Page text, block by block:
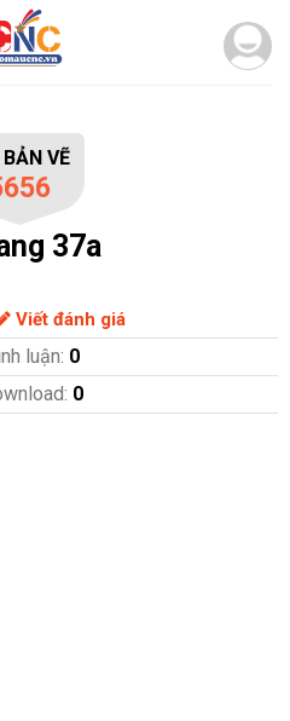
VẼ
37a
Viết đánh giá
luận: 0
0